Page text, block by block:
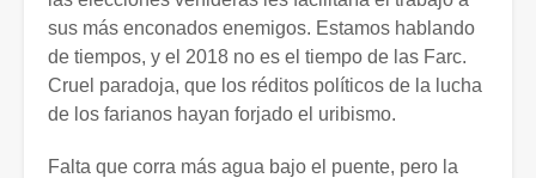
sus más enconados enemigos. Estamos hablando
de tiempos, y el 2018 no es el tiempo de las Farc.
Cruel paradoja, que los réditos políticos de la lucha
de los farianos hayan forjado el uribismo.
Falta que corra más agua bajo el puente, pero la